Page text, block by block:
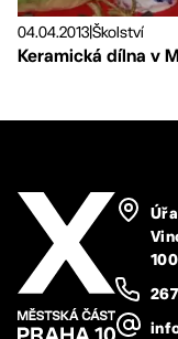
04.04.2013Školství
Keramická dílna v